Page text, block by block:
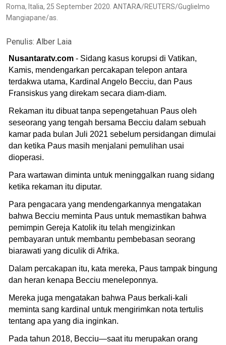
Roma, Italia, 25 September 2020. ANTARA/REUTERS/Guglielmo
Mangiapane/as.
Penulis: Alber Laia
Nusantaratv.com - Sidang kasus korupsi di Vatikan,
Kamis, mendengarkan percakapan telepon antara
terdakwa utama, Kardinal Angelo Becciu, dan Paus
Fransiskus yang direkam secara diam-diam.
Rekaman itu dibuat tanpa sepengetahuan Paus oleh
seseorang yang tengah bersama Becciu dalam sebuah
kamar pada bulan Juli 2021 sebelum persidangan dimulai
dan ketika Paus masih menjalani pemulihan usai
dioperasi.
Para wartawan diminta untuk meninggalkan ruang sidang
ketika rekaman itu diputar.
Para pengacara yang mendengarkannya mengatakan
bahwa Becciu meminta Paus untuk memastikan bahwa
pemimpin Gereja Katolik itu telah mengizinkan
pembayaran untuk membantu pembebasan seorang
biarawati yang diculik di Afrika.
Dalam percakapan itu, kata mereka, Paus tampak bingung
dan heran kenapa Becciu meneleponnya.
Mereka juga mengatakan bahwa Paus berkali-kali
meminta sang kardinal untuk mengirimkan nota tertulis
tentang apa yang dia inginkan.
Pada tahun 2018, Becciu—saat itu merupakan orang